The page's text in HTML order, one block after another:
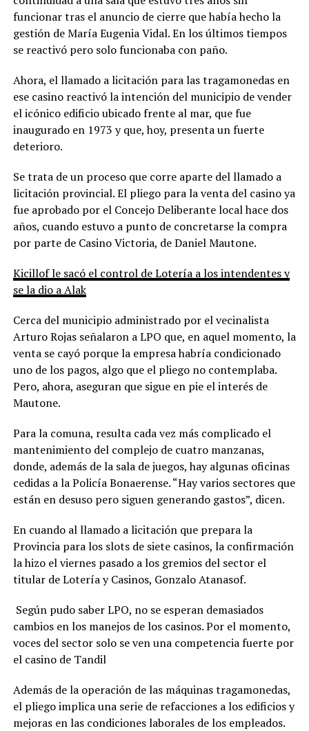
funcionar tras el anuncio de cierre que había hecho la
gestión de María Eugenia Vidal. En los últimos tiempos
se reactivó pero solo funcionaba con paño.
Ahora, el llamado a licitación para las tragamonedas en
ese casino reactivó la intención del municipio de vender
el icónico edificio ubicado frente al mar, que fue
inaugurado en 1973 y que, hoy, presenta un fuerte
deterioro.
Se trata de un proceso que corre aparte del llamado a
licitación provincial. El pliego para la venta del casino ya
fue aprobado por el Concejo Deliberante local hace dos
años, cuando estuvo a punto de concretarse la compra
por parte de Casino Victoria, de Daniel Mautone.
Kicillof le sacó el control de Lotería a los intendentes y
se la dio a Alak
Cerca del municipio administrado por el vecinalista
Arturo Rojas señalaron a LPO que, en aquel momento, la
venta se cayó porque la empresa habría condicionado
uno de los pagos, algo que el pliego no contemplaba.
Pero, ahora, aseguran que sigue en pie el interés de
Mautone.
Para la comuna, resulta cada vez más complicado el
mantenimiento del complejo de cuatro manzanas,
donde, además de la sala de juegos, hay algunas oficinas
cedidas a la Policía Bonaerense. “Hay varios sectores que
están en desuso pero siguen generando gastos”, dicen.
En cuando al llamado a licitación que prepara la
Provincia para los slots de siete casinos, la confirmación
la hizo el viernes pasado a los gremios del sector el
titular de Lotería y Casinos, Gonzalo Atanasof.
Según pudo saber LPO, no se esperan demasiados
cambios en los manejos de los casinos. Por el momento,
voces del sector solo se ven una competencia fuerte por
el casino de Tandil
Además de la operación de las máquinas tragamonedas,
el pliego implica una serie de refacciones a los edificios y
mejoras en las condiciones laborales de los empleados.